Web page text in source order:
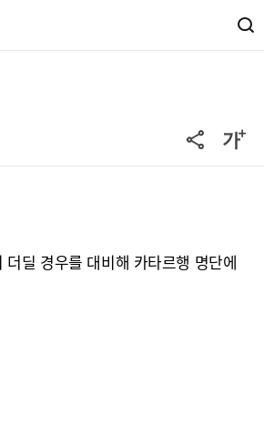
딜 경우를 대비해 카타르행 명단에